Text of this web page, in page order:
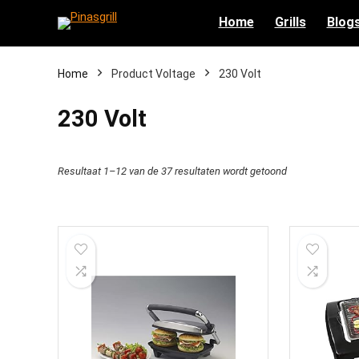
Home Grills
Home Product Voltage ‎230 Volt
‎230 Volt
Resultaat 1–12 van de 37 resultaten wordt getoond